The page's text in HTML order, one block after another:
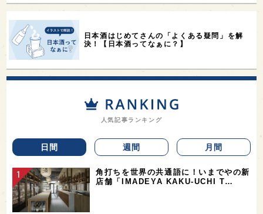
日本酒はじめてさんの「よくある疑問」を解
決！【日本酒ってなぁに？】
人気記事ランキング
日間 週間 月間
角打ちを世界の共通語に！いまでやの新
店舗「IMADEYA KAKU-UCHI T…